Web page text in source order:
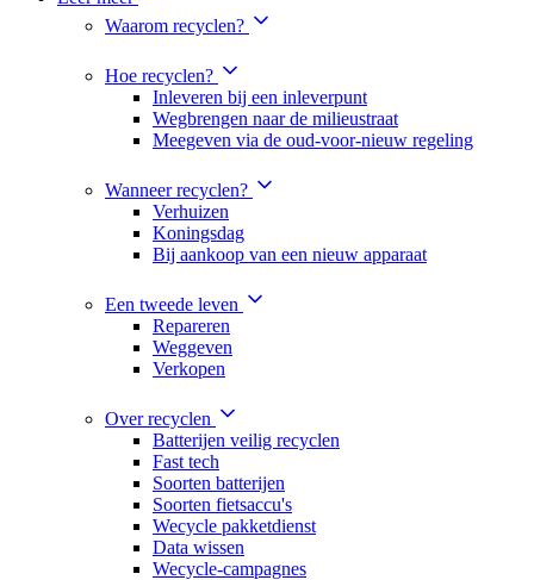
Waarom recyclen?
Hoe recyclen?
Inleveren bij een inleverpunt
Wegbrengen naar de milieustraat
Meegeven via de oud-voor-nieuw regeling
Wanneer recyclen?
Verhuizen
Koningsdag
Bij aankoop van een nieuw apparaat
Een tweede leven
Repareren
Weggeven
Verkopen
Over recyclen
Batterijen veilig recyclen
Fast tech
Soorten batterijen
Soorten fietsaccu's
Wecycle pakketdienst
Data wissen
Wecycle-campagnes